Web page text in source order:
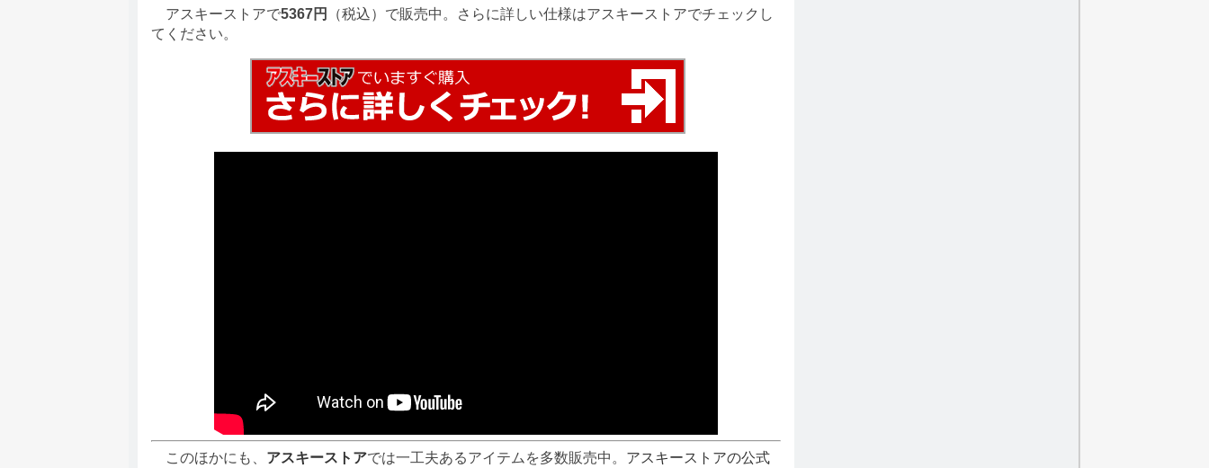
アスキーストアで5367円
（税込）で販売中。さらに詳しい仕様はアスキーストアでチェックし
てください。
このほかにも、 アスキーストアでは一工夫あるアイテムを多数販売中。 アスキーストアの公式